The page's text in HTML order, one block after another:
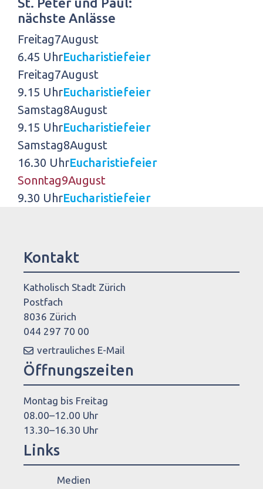
nächste Anlässe
Freitag7August
6.45 UhrEucharistiefeier
Freitag7August
9.15 UhrEucharistiefeier
Samstag8August
9.15 UhrEucharistiefeier
Samstag8August
16.30 UhrEucharistiefeier
Sonntag9August
9.30 UhrEucharistiefeier
Kontakt
Katholisch Stadt Zürich
Postfach
8036 Zürich
044 297 70 00
vertrauliches E-Mail
Öffnungszeiten
Montag bis Freitag
08.00–12.00 Uhr
13.30–16.30 Uhr
Links
Medien